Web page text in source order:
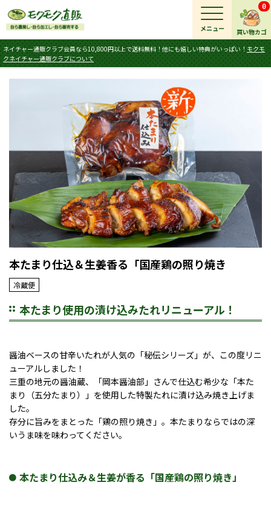
買い物カゴ
0
ネイチャー通販クラブ会員なら10,800円以上で送料無料！他にも嬉しい特典がいっぱい！ モクモ
クネイチャー通販クラブについて
メニュー
本たまり仕込＆生姜香る「国産鶏の照り焼き
冷蔵便
本たまり使用の漬け込みたれリニューアル！
醤油ベースの甘辛いたれが人気の「秘伝シリーズ」が、この度リニ
ューアルしました！
三重の地元の醤油蔵、「岡本醤油部」さんで仕込む希少な「本た
まり（五分たまり）」を使用した特製たれに漬け込み焼き上げま
した。
存分に旨みをまとった「鶏の照り焼き」。本たまりならではの深
いうま味を味わってください。
本たまり仕込み＆生姜が香る「国産鶏の照り焼き」